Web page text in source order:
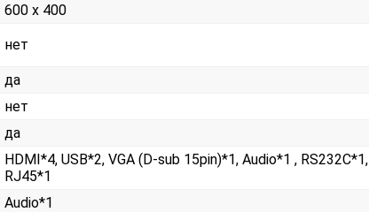
600 x 400
нет
да
нет
да
HDMI*4, USB*2, VGA (D-sub 15pin)*1, Audio*1 , RS232С*1,
RJ45*1
Audio*1